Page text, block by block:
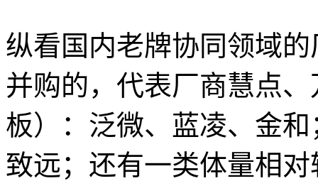
纵看国内老牌协同领域
并购的，代表厂商慧点
板）：泛微、蓝凌、金
致远；还有一类体量相对